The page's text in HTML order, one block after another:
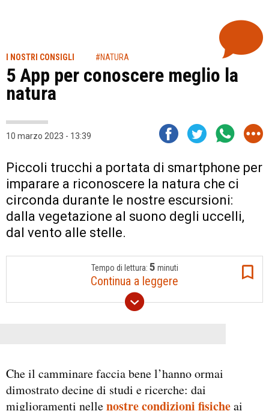
I NOSTRI CONSIGLI #NATURA
5 App per conoscere meglio la
natura
10 marzo 2023 - 13:39
Piccoli trucchi a portata di smartphone per
imparare a riconoscere la natura che ci
circonda durante le nostre escursioni:
dalla vegetazione al suono degli uccelli,
dal vento alle stelle.
Tempo di lettura: 5 minuti
Continua a leggere
Che il camminare faccia bene l’hanno ormai
dimostrato decine di studi e ricerche: dai
miglioramenti nellenostre condizioni fisicheai